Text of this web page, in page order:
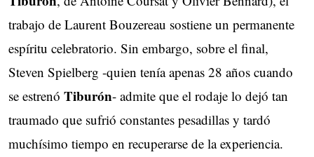
trabajo de Laurent Bouzereau sostiene un permanente
espíritu celebratorio. Sin embargo, sobre el final,
Steven Spielberg -quien tenía apenas 28 años cuando
se estrenó Tiburón- admite que el rodaje lo dejó tan
traumado que sufrió constantes pesadillas y tardó
muchísimo tiempo en recuperarse de la experiencia.